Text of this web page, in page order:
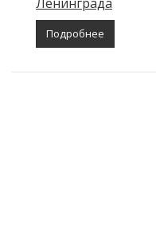
Подробнее